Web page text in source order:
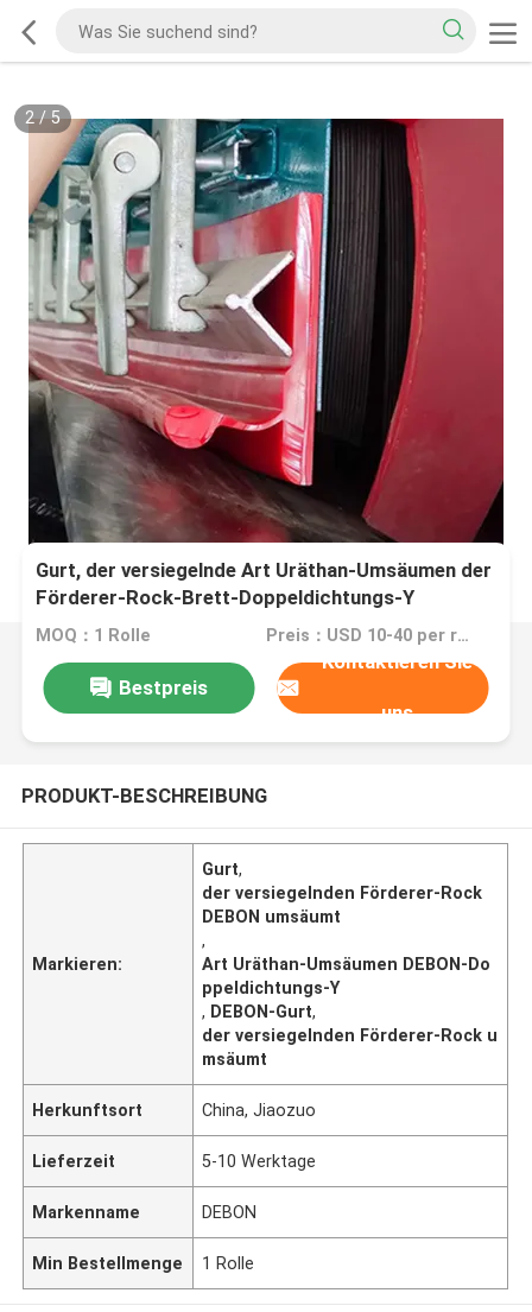
2/5
Gurt, der versiegelnde Art Uräthan-Umsäumen der
Förderer-Rock-Brett-Doppeldichtungs-Y
umsäumt
MOQ：1 Rolle Preis：USD 10-40 per roll
Bestpreis
Kontaktieren Sie
uns
PRODUKT-BESCHREIBUNG
Markieren:
Gurt,
der versiegelnden Förderer-Rock
DEBON umsäumt
,
Art Uräthan-Umsäumen DEBON-Do
ppeldichtungs-Y
, DEBON-Gurt,
der versiegelnden Förderer-Rock u
msäumt
Herkunftsort China, Jiaozuo
Lieferzeit 5-10 Werktage
Markenname DEBON
Min Bestellmenge 1 Rolle